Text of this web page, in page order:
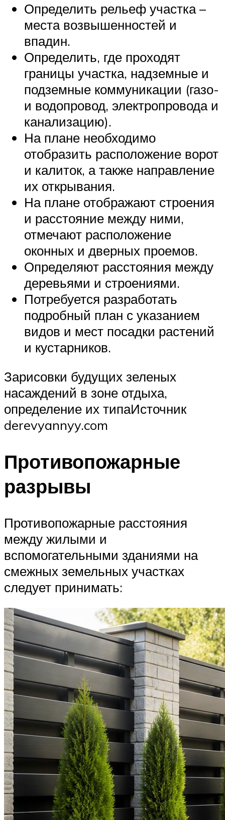
Определить рельеф участка –
места возвышенностей и
впадин.
Определить, где проходят
границы участка, надземные и
подземные коммуникации (газо-
и водопровод, электропровода и
канализацию).
На плане необходимо
отобразить расположение ворот
и калиток, а также направление
их открывания.
На плане отображают строения
и расстояние между ними,
отмечают расположение
оконных и дверных проемов.
Определяют расстояния между
деревьями и строениями.
Потребуется разработать
подробный план с указанием
видов и мест посадки растений
и кустарников.
Зарисовки будущих зеленых
насаждений в зоне отдыха,
определение их типаИсточник
derevyannyy.com
Противопожарные
разрывы
Противопожарные расстояния
между жилыми и
вспомогательными зданиями на
смежных земельных участках
следует принимать: